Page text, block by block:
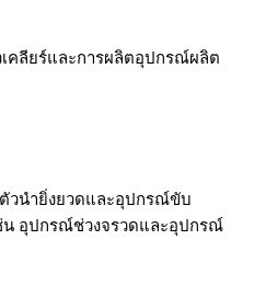
คลียร์และการผลิตอุปกรณ์ผลิต
วนำยิ่งยวดและอุปกรณ์ขับ
น อุปกรณ์ช่วงจรวดและอุปกรณ์